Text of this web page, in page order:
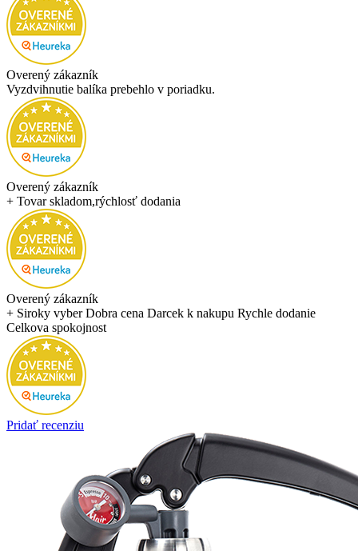
Overený zákazník
Vyzdvihnutie balíka prebehlo v poriadku.
Overený zákazník
+ Tovar skladom,rýchlosť dodania
Overený zákazník
+ Siroky vyber Dobra cena Darcek k nakupu Rychle dodanie
Celkova spokojnost
Pridať recenziu